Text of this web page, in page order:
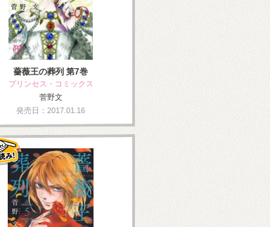
薔薇王の葬列 第7巻
プリンセス・コミックス
菅野文
発売日：2017.01.16